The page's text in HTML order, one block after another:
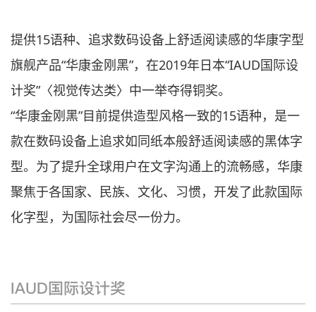
提供15语种、追求数码设备上舒适阅读感的华康字型
旗舰产品“华康金刚黑”，在2019年日本“IAUD国际设
计奖”〈视觉传达类〉中一举夺得铜奖。
“华康金刚黑”目前提供造型风格一致的15语种，是一
款在数码设备上追求如同纸本般舒适阅读感的黑体字
型。为了提升全球用户在文字沟通上的流畅感，华康
聚焦于各国家、民族、文化、习惯，开发了此款国际
化字型，为国际社会尽一份力。
IAUD国际设计奖